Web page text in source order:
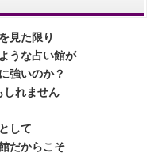
見た限り
うな占い館が
強いのか？
しれません
して
だからこそ